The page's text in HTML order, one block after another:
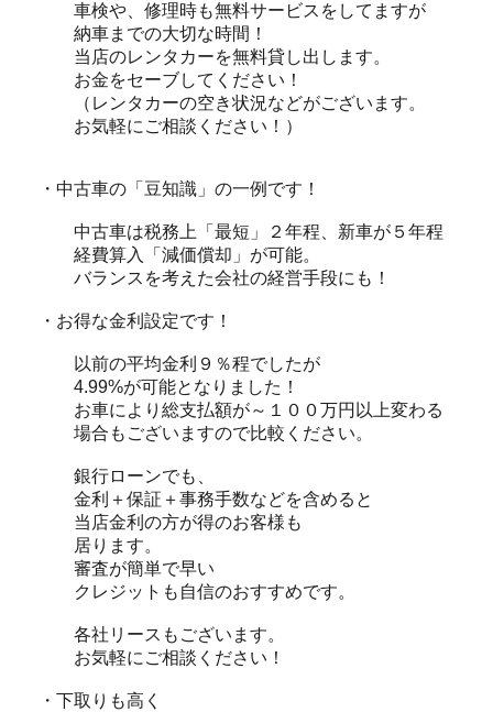
車検や、修理時も無料サービスをしてますが
納車までの大切な時間！
当店のレンタカーを無料貸し出します。
お金をセーブしてください！
（レンタカーの空き状況などがございます。
お気軽にご相談ください！）
・中古車の「豆知識」の一例です！
中古車は税務上「最短」２年程、新車が５年程
経費算入「減価償却」が可能。
バランスを考えた会社の経営手段にも！
・お得な金利設定です！
以前の平均金利９％程でしたが
4.99%が可能となりました！
お車により総支払額が～１００万円以上変わる
場合もございますので比較ください。
銀行ローンでも、
金利＋保証＋事務手数などを含めると
当店金利の方が得のお客様も
居ります。
審査が簡単で早い
クレジットも自信のおすすめです。
各社リースもございます。
お気軽にご相談ください！
・下取りも高く